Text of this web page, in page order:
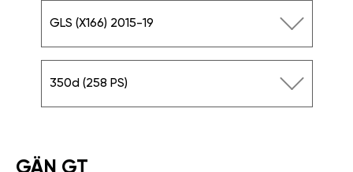
GLS (X166) 2015-19
350d (258 PS)